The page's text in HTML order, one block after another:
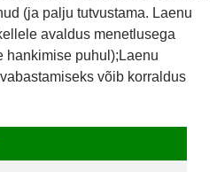
(ja palju tutvustama. Laenu
avaldus menetlusega
hankimise puhul);Laenu
võib korraldus